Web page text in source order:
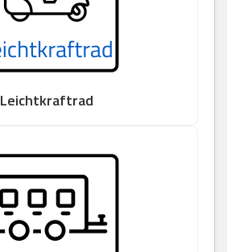
Leichtkraftrad